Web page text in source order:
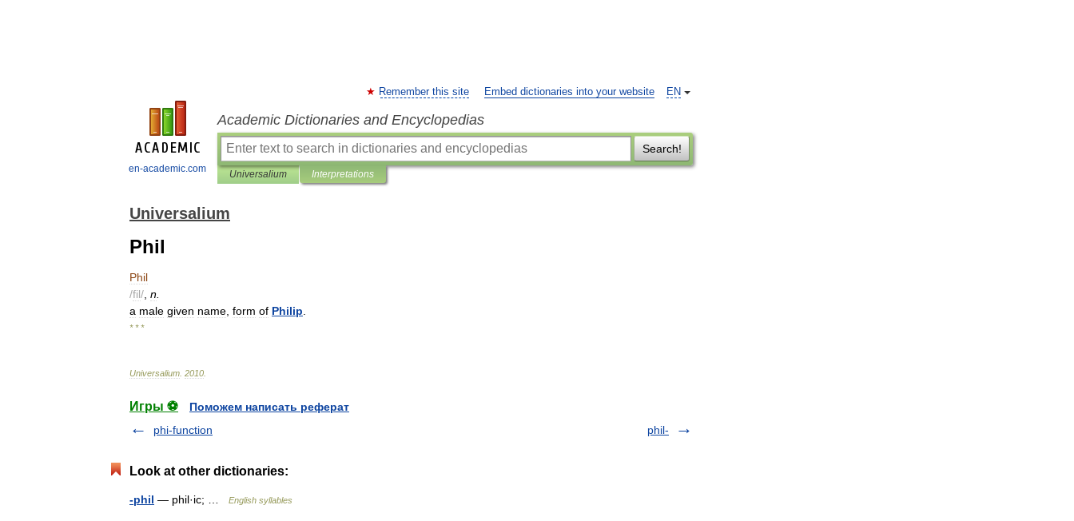
en-academic.com
EN
Remember this site Embed dictionaries into your website
Academic Dictionaries and Encyclopedias
Search!
Universalium Interpretations
Universalium
Phil
Phil
/fil/ n
a male given name form of Philip
* * *
Universalium 2010
Игры ⚽
Поможем написать реферат
phi-function
phil-
Look at other dictionaries:
-phil — phil·ic; … English syllables